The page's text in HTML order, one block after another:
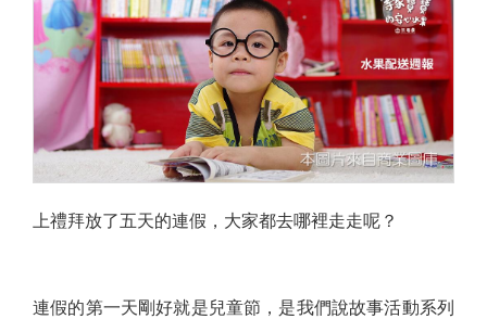
上禮拜放了五天的連假，大家都去哪裡走走呢？
連假的第一天剛好就是兒童節，是我們說故事活動系列